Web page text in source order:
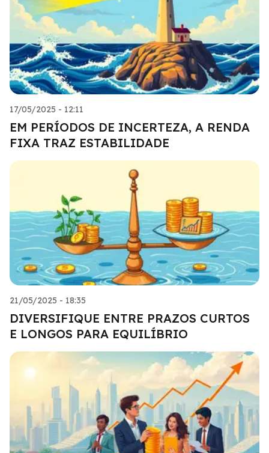
17/05/2025 - 12:11
EM PERÍODOS DE INCERTEZA, A RENDA
FIXA TRAZ ESTABILIDADE
21/05/2025 - 18:35
DIVERSIFIQUE ENTRE PRAZOS CURTOS
E LONGOS PARA EQUILÍBRIO